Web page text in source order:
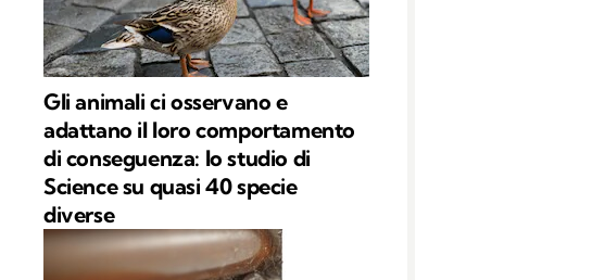
Gli animali ci osservano e
adattano il loro comportamento
di conseguenza: lo studio di
Science su quasi 40 specie
diverse